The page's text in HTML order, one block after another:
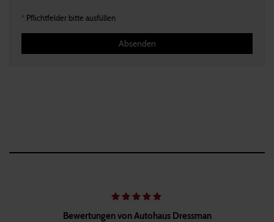
* Pflichtfelder bitte ausfüllen
Absenden
Bewertungen von Autohaus Dressman